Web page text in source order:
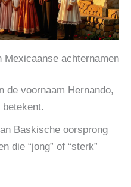
Mexicaanse achternamen
de voornaam Hernando,
betekent.
Baskische oorsprong
die “jong” of “sterk”